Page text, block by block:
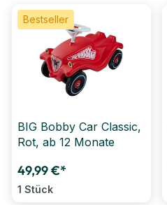
Bestseller
BIG Bobby Car Classic,
Rot, ab 12 Monate
49,99 €*
1 Stück